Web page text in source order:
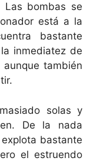
Las bombas se
está a la
bastante
inmediatez de
también
solas y
De la nada
bastante
el estruendo